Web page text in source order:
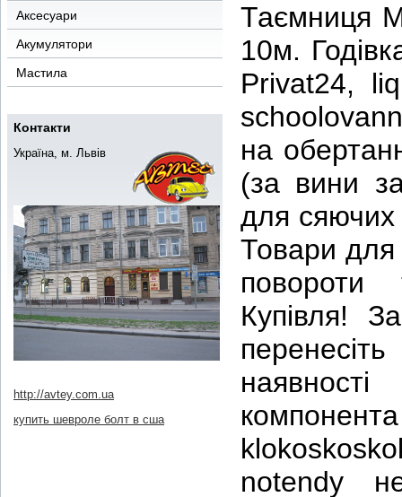
Аксесуари
Акумулятори
Мастила
Контакти
Україна, м. Львів
http://avtey.com.ua
купить шевроле болт в сша
Таємниця
10м.
Privat24,
на
(за вини
для сяючих
Товари для
Купівля!
notendy